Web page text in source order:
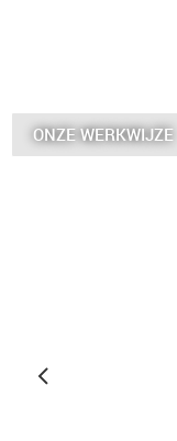
ONZE WERKWIJZE
ONZE WERKWIJZE
ONZE WERKWIJZE
ONZE WERKWIJZE